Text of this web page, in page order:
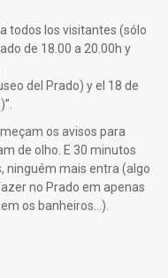
todos los visitantes (sólo
de 18.00 a 20.00h y
del Prado) y el 18 de
os avisos para
de olho. E 30 minutos
ninguém mais entra (algo
no Prado em apenas
os banheiros…).